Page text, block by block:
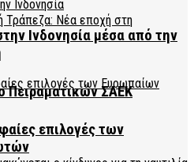
Πειραματικών ΣΑΕΚ
Ινδονησία μέσα από την
επιλογές των